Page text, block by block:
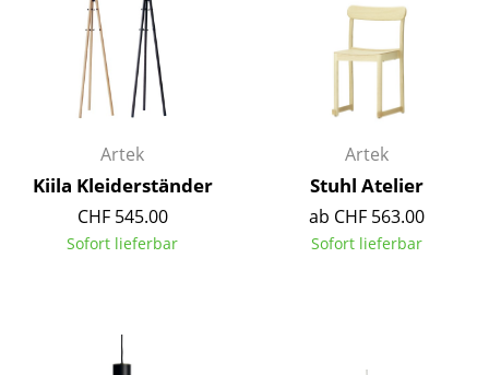
Tabletts
Büroutensilien
Aufbewahrungsboxen
Decken
Kissen
Teppiche
... alle Accessoires
Artek
Kiila Kleiderständer
CHF 545.00
Sofort lieferbar
Artek
Stuhl Atelier
ab CHF 563.00
Sofort lieferbar